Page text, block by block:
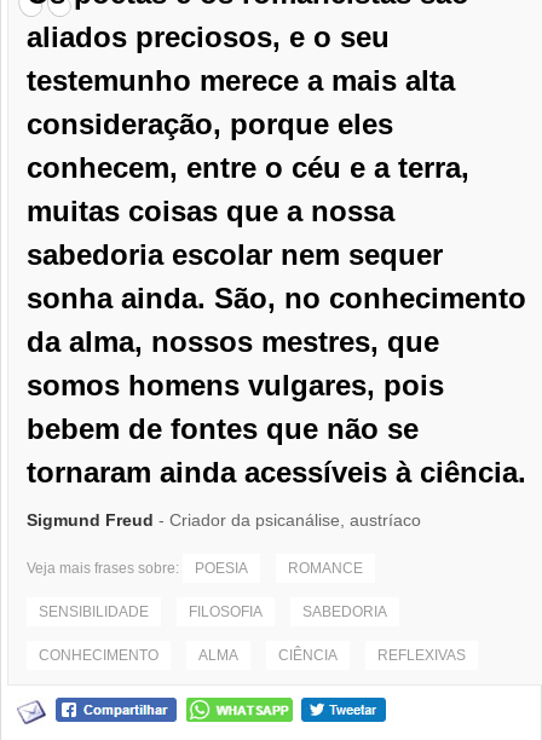
aliados preciosos, e o seu
testemunho merece a mais alta
consideração, porque eles
conhecem, entre o céu e a terra,
muitas coisas que a nossa
sabedoria escolar nem sequer
sonha ainda. São, no conhecimento
da alma, nossos mestres, que
somos homens vulgares, pois
bebem de fontes que não se
tornaram ainda acessíveis à ciência.
Sigmund Freud - Criador da psicanálise, austríaco
Veja mais frases sobre: POESIA ROMANCE
SENSIBILIDADE FILOSOFIA SABEDORIA
CONHECIMENTO ALMA CIÊNCIA REFLEXIVAS